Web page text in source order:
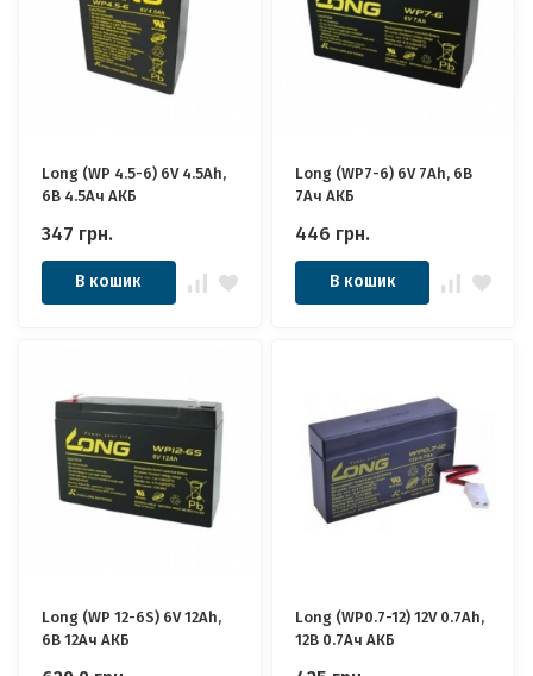
Long (WP 4.5-6) 6V 4.5Ah,
6В 4.5Ач АКБ
347 грн.
В кошик
Long (WP7-6) 6V 7Ah, 6В
7Ач АКБ
446 грн.
В кошик
Long (WP 12-6S) 6V 12Ah,
6В 12Ач АКБ
Long (WP0.7-12) 12V 0.7Ah,
12В 0.7Ач АКБ